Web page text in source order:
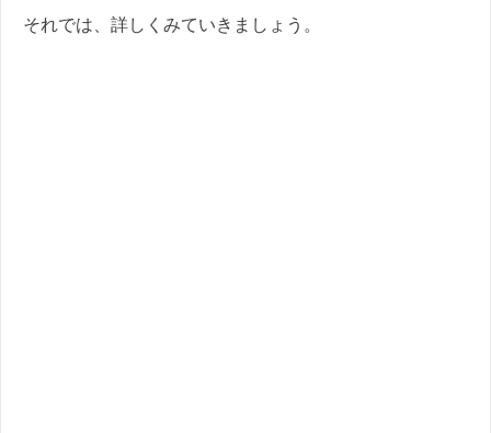
それでは、詳しくみていきましょう。